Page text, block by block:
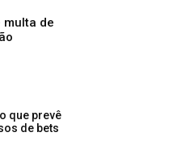
multa de
que prevê
de bets